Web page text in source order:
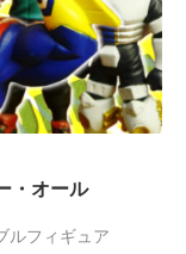
・オール
ルフィギュア